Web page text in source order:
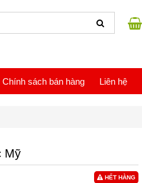
Chính sách bán hàng Liên hệ
Mỹ
HẾT HÀNG